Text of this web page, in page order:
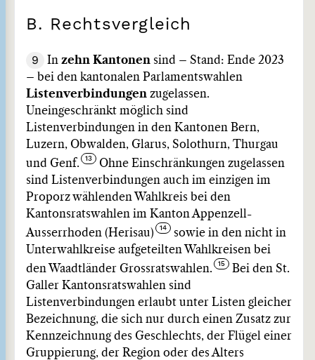
B. Rechtsvergleich
9 In zehn Kantonen sind – Stand: Ende 2023
– bei den kantonalen Parlamentswahlen
Listenverbindungen zugelassen.
Uneingeschränkt möglich sind
Listenverbindungen in den Kantonen Bern,
Luzern, Obwalden, Glarus, Solothurn, Thurgau
und Genf.
Ohne Einschränkungen zugelassen
sind Listenverbindungen auch im einzigen im
Proporz wählenden Wahlkreis bei den
Kantonsratswahlen im Kanton Appenzell-
Ausserrhoden (Herisau)
sowie in den nicht in
Unterwahlkreise aufgeteilten Wahlkreisen bei
den Waadtländer Grossratswahlen.
Bei den St.
Galler Kantonsratswahlen sind
Listenverbindungen erlaubt unter Listen gleicher
Bezeichnung, die sich nur durch einen Zusatz zur
Kennzeichnung des Geschlechts, der Flügel einer
Gruppierung, der Region oder des Alters